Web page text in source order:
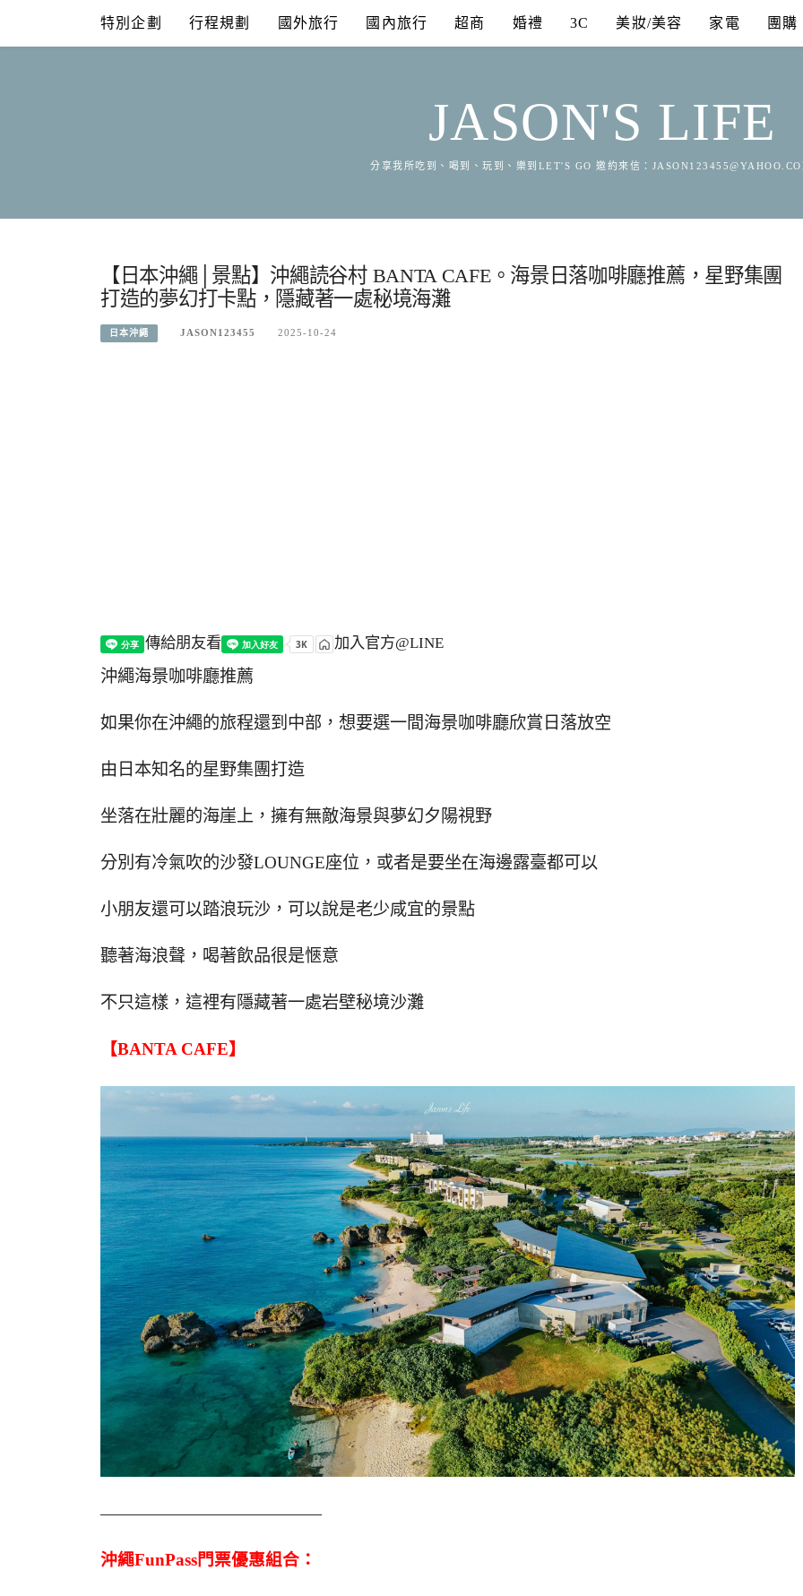
content
特別企劃 行程規劃 國外旅行 國內旅行 超商 婚禮 3C 美妝/美容 家電 團購
JASON'S LIFE
分享我所吃到、喝到、玩到、樂到LET'S GO 邀約來信：
【日本沖繩│景點】沖繩読谷村 BANTA CAFE。海景日落咖啡廳推薦，星野集團
打造的夢幻打卡點，隱藏著一處秘境海灘
日本沖繩 JASON123455 2025-10-24
傳給朋友看 加入官方@LINE
沖繩海景咖啡廳推薦
如果你在沖繩的旅程還到中部，想要選一間海景咖啡廳欣賞日落放空
由日本知名的星野集團打造
坐落在壯麗的海崖上，擁有無敵海景與夢幻夕陽視野
分別有冷氣吹的沙發LOUNGE座位，或者是要坐在海邊露臺都可以
小朋友還可以踏浪玩沙，可以說是老少咸宜的景點
聽著海浪聲，喝著飲品很是愜意
不只這樣，這裡有隱藏著一處岩壁秘境沙灘
【BANTA CAFE】
—————————————
沖繩FunPass門票優惠組合：